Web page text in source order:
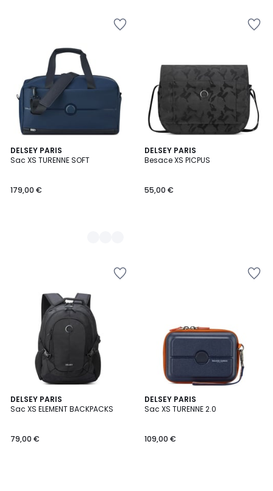
DELSEY PARIS
Sac XS TURENNE SOFT
179,00 €
3
Couleurs
DELSEY PARIS
Besace XS PICPUS
55,00 €
DELSEY PARIS
Sac XS ELEMENT BACKPACKS
79,00 €
DELSEY PARIS
Sac XS TURENNE 2.0
109,00 €